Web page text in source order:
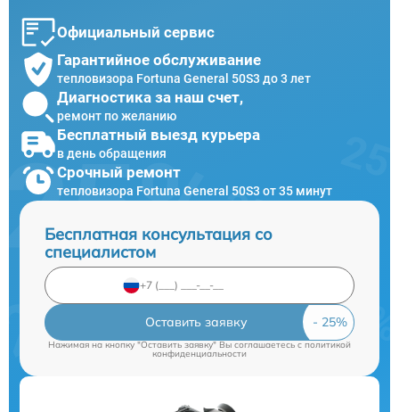
Официальный сервис
Гарантийное обслуживание
тепловизора Fortuna General 50S3 до 3 лет
Диагностика за наш счет,
ремонт по желанию
Бесплатный выезд курьера
в день обращения
Срочный ремонт
тепловизора Fortuna General 50S3 от 35 минут
Бесплатная консультация со
специалистом
Оставить заявку
Нажимая на кнопку "Оставить заявку" Вы соглашаетесь cполитикой
конфиденциальности